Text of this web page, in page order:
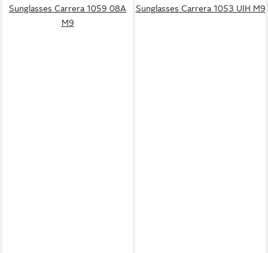
Sunglasses Carrera 1059 08A
M9
Sunglasses Carrera 1053 UIH M9